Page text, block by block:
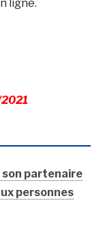
ligne.
partenaire
personnes